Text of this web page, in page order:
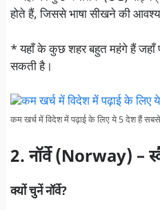
होते हैं, जिससे भाषा सीखने की
* यहाँ के कुछ शहर बहुत महंगे हैं जहाँ
सकती है।
कम खर्च में विदेश में पढ़ाई के लिए ये 5 देश हैं
2. नॉर्वे (Norway) –
क्यों चुनें नॉर्वे?